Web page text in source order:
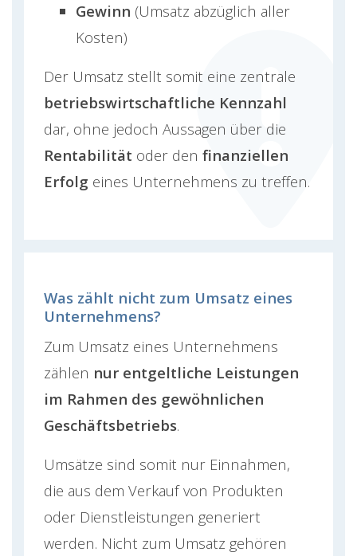
Gewinn (Umsatz abzüglich aller
Kosten)
Der Umsatz stellt somit eine zentrale
betriebswirtschaftliche Kennzahl
dar, ohne jedoch Aussagen über die
Rentabilität oder den finanziellen
Erfolg eines Unternehmens zu treffen.
Was zählt nicht zum Umsatz eines
Unternehmens?
Zum Umsatz eines Unternehmens
zählen nur entgeltliche Leistungen
im Rahmen des gewöhnlichen
Geschäftsbetriebs.
Umsätze sind somit nur Einnahmen,
die aus dem Verkauf von Produkten
oder Dienstleistungen generiert
werden. Nicht zum Umsatz gehören